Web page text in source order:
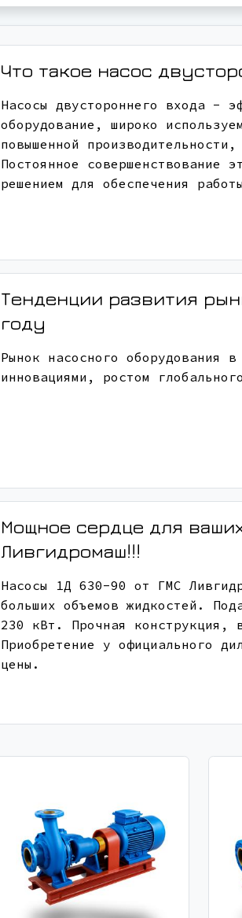
Что такое насос
Насосы двустороннего входа -
оборудование, широко
повышенной
Постоянное совершенствование
решением для обеспечения
Тенденции развития
году
Рынок насосного оборудования
инновациями, ростом
Мощное сердце для
Ливгидромаш!!!
Насосы 1Д 630-90 от ГМС
больших объемов жидкостей.
230 кВт. Прочная конструкция,
Приобретение у официального
цены.